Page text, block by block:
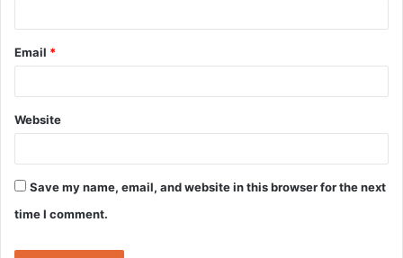
Email *
Website
Save my name, email, and website in this browser for the next
time I comment.